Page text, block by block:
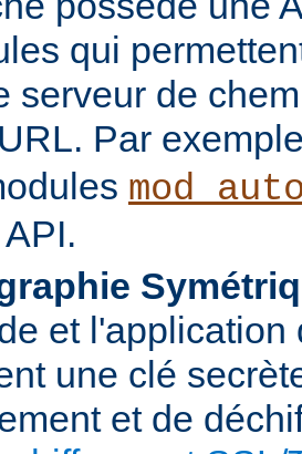
qui
serveur de
Par
et
une clé
et de